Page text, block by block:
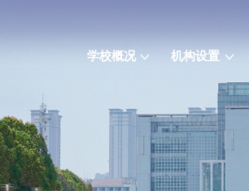
学校概况 机构设置